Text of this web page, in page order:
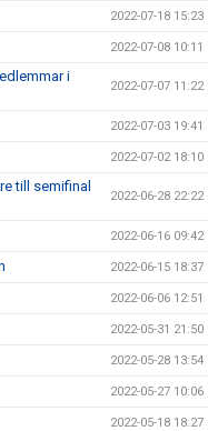
2022-07-18 15:23
2022-07-08 10:11
i
2022-07-07 11:22
2022-07-03 19:41
2022-07-02 18:10
till semifinal
2022-06-28 22:22
2022-06-16 09:42
2022-06-15 18:37
2022-06-06 12:51
2022-05-31 21:50
2022-05-28 13:54
2022-05-27 10:06
2022-05-18 18:27